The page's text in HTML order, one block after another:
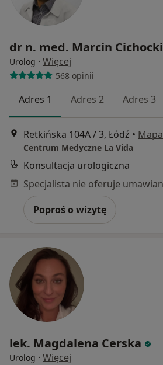
dr n. med. Marcin Cichocki
Urolog · Więcej
568 opinii
Adres 1 Adres 2 Adres 3
Retkińska 104A / 3, Łódź • Mapa
Centrum Medyczne La Vida
Konsultacja urologiczna
Poproś o wizytę
lek. Magdalena Cerska
Urolog · Więcej